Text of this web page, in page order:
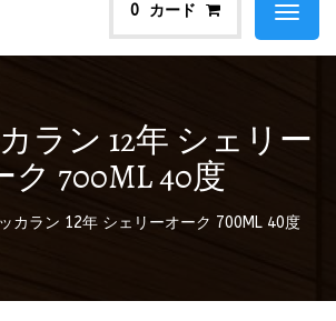
0 カード
Toggle
ラン 12年 シェリー
ク 700ML 40度
カラン 12年 シェリーオーク 700ML 40度